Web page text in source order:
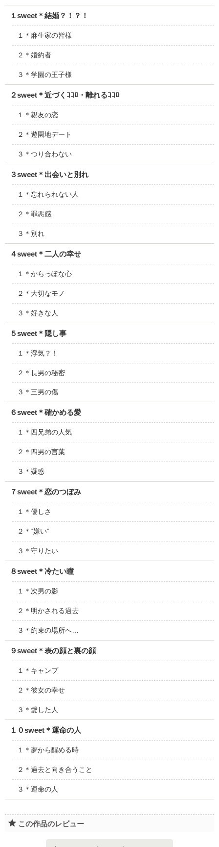
１sweet＊結婚？！？！
１＊麻生家の皆様
２＊婚約者
３＊学園の王子様
２sweet＊近づくｺｺﾛ・離れるｺｺﾛ
１＊親友の恋
２＊遊園地デート
３＊つり合わない
３sweet＊出会いと別れ
１＊忘れられない人
２＊罪悪感
３＊別れ
４sweet＊二人の幸せ
１＊からっぽな心
２＊大切なモノ
３＊好きな人
５sweet＊隠し事
１＊浮気？！
２＊長男の秘密
３＊三男の傷
６sweet＊確かめる愛
１＊四兄弟の人気
２＊四男の言葉
３＊疑惑
７sweet＊恋のつぼみ
１＊優しさ
２＊“嫌い”
３＊守りたい
８sweet＊冷たい瞳
１＊次男の影
２＊明かされる過去
３＊約束の場所へ…
９sweet＊表の顔と裏の顔
１＊キャンプ
２＊彼女の幸せ
３＊愛した人
１０sweet＊運命の人
１＊夢から醒める時
２＊過去と向き合うこと
３＊運命の人
この作品のレビュー